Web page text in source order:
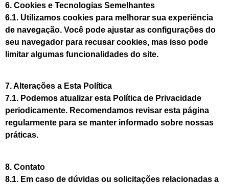
6. Cookies e Tecnologias Semelhantes
6.1. Utilizamos cookies para melhorar sua experiência
de navegação. Você pode ajustar as configurações do
seu navegador para recusar cookies, mas isso pode
limitar algumas funcionalidades do site.
7. Alterações a Esta Política
7.1. Podemos atualizar esta Política de Privacidade
periodicamente. Recomendamos revisar esta página
regularmente para se manter informado sobre nossas
práticas.
8. Contato
8.1. Em caso de dúvidas ou solicitações relacionadas a